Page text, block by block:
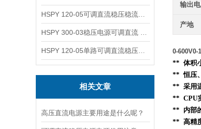
相关文章
高压直流电源主要用途是什么呢？
输出
产地
0-600V0-
** 体积
** 恒压
** 采用
** CPU
** 内部
** 高精